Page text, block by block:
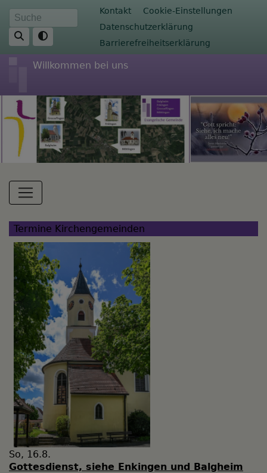
Direkt
zum
Inhalt
Suche Fußbereichsmenü
Kontakt
Cookie-Einstellungen
Datenschutzerklärung
Barrierefreiheitserklärung
Willkommen bei uns
Hauptnavigation
Termine Kirchengemeinden
So, 16.8.
Gottesdienst, siehe Enkingen und Balgheim